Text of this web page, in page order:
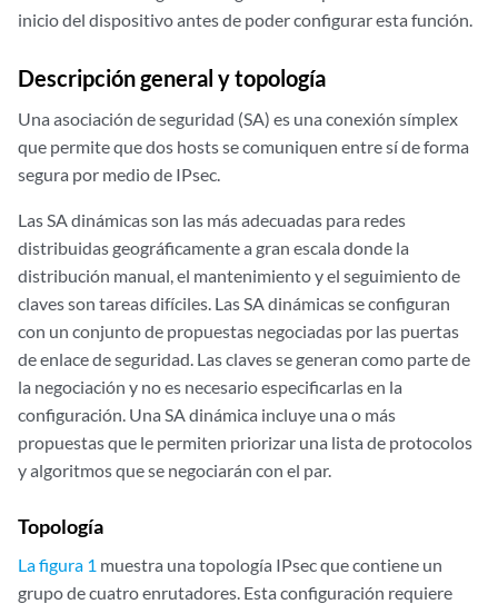
inicio del dispositivo antes de poder configurar esta función.
Descripción general y topología
Una asociación de seguridad (SA) es una conexión símplex
que permite que dos hosts se comuniquen entre sí de forma
segura por medio de IPsec.
Las SA dinámicas son las más adecuadas para redes
distribuidas geográficamente a gran escala donde la
distribución manual, el mantenimiento y el seguimiento de
claves son tareas difíciles. Las SA dinámicas se configuran
con un conjunto de propuestas negociadas por las puertas
de enlace de seguridad. Las claves se generan como parte de
la negociación y no es necesario especificarlas en la
configuración. Una SA dinámica incluye una o más
propuestas que le permiten priorizar una lista de protocolos
y algoritmos que se negociarán con el par.
Topología
La figura 1 muestra una topología IPsec que contiene un
grupo de cuatro enrutadores. Esta configuración requiere